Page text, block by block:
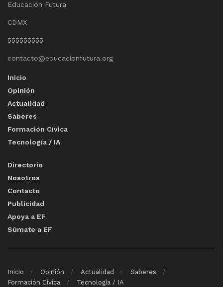
Educación Futura
CDMX
555555555
contacto@educacionfutura.org
Inicio
Opinión
Actualidad
Saberes
Formación Cívica
Tecnología / IA
Directorio
Nosotros
Contacto
Publicidad
Apoya a EF
Súmate a EF
Inicio Opinión Actualidad
Saberes
Formación Cívica
Tecnología / IA